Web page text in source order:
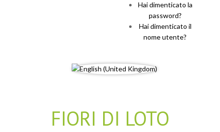
Hai dimenticato la
password?
Hai dimenticato il
nome utente?
FIORI DI LOTO